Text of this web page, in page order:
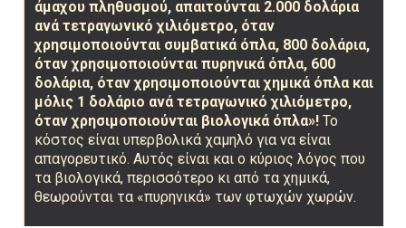
άμαχου πληθυσμού, απαιτούνται 2.000 δολάρια
ανά τετραγωνικό χιλιόμετρο, όταν
χρησιμοποιούνται συμβατικά όπλα, 800 δολάρια,
όταν χρησιμοποιούνται πυρηνικά όπλα, 600
δολάρια, όταν χρησιμοποιούνται χημικά όπλα και
μόλις 1 δολάριο ανά τετραγωνικό χιλιόμετρο,
όταν χρησιμοποιούνται βιολογικά όπλα»! Το
κόστος είναι υπερβολικά χαμηλό για να είναι
απαγορευτικό. Αυτός είναι και ο κύριος λόγος που
τα βιολογικά, περισσότερο κι από τα χημικά,
θεωρούνται τα «πυρηνικά» των φτωχών χωρών.